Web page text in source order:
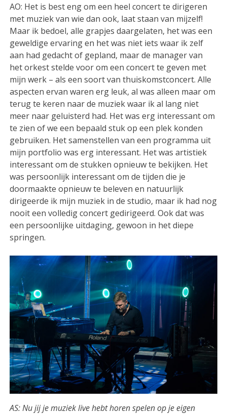
AO: Het is best eng om een heel concert te dirigeren
met muziek van wie dan ook, laat staan van mijzelf!
Maar ik bedoel, alle grapjes daargelaten, het was een
geweldige ervaring en het was niet iets waar ik zelf
aan had gedacht of gepland, maar de manager van
het orkest stelde voor om een concert te geven met
mijn werk – als een soort van thuiskomstconcert. Alle
aspecten ervan waren erg leuk, al was alleen maar om
terug te keren naar de muziek waar ik al lang niet
meer naar geluisterd had. Het was erg interessant om
te zien of we een bepaald stuk op een plek konden
gebruiken. Het samenstellen van een programma uit
mijn portfolio was erg interessant. Het was artistiek
interessant om de stukken opnieuw te bekijken. Het
was persoonlijk interessant om de tijden die je
doormaakte opnieuw te beleven en natuurlijk
dirigeerde ik mijn muziek in de studio, maar ik had nog
nooit een volledig concert gedirigeerd. Ook dat was
een persoonlijke uitdaging, gewoon in het diepe
springen.
AS: Nu jij je muziek live hebt horen spelen op je eigen